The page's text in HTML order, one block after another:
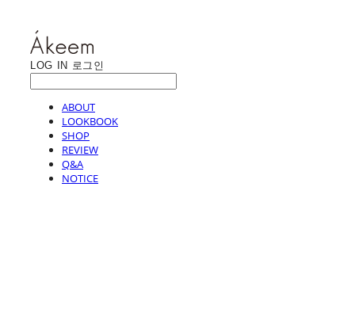
LOG IN 로그인
ABOUT
LOOKBOOK
SHOP
REVIEW
Q&A
NOTICE